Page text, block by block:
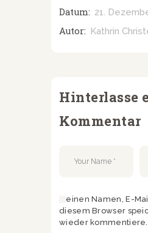
Datum: 21.
Autor: Kathrin
Hinterlasse
Kommentar
Meinen Namen, E-
diesem Browser
wieder kommentiere.